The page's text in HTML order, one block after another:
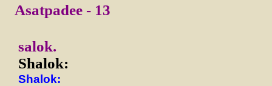
Asatpadee - 13
salok.
Shalok:
Shalok: